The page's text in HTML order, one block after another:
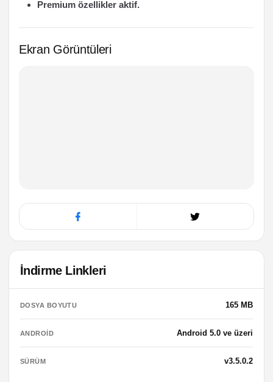
Premium özellikler aktif.
Ekran Görüntüleri
İndirme Linkleri
DOSYA BOYUTU 165 MB
ANDROID Android 5.0 ve üzeri
SÜRÜM v3.5.0.2